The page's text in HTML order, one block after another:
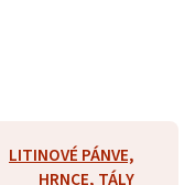
LITINOVÉ PÁNVE,
HRNCE, TÁLY